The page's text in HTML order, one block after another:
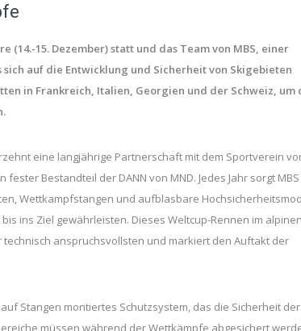
(14.-15. Dezember) statt und das Team von MBS, einer
auf die Entwicklung und Sicherheit von Skigebieten
in Frankreich, Italien, Georgien und der Schweiz, um
eine langjährige Partnerschaft mit dem Sportverein
fester Bestandteil der DANN von MND. Jedes Jahr sorgt
Wettkampfstangen und aufblasbare
ins Ziel gewährleisten. Dieses Weltcup-Rennen im alpinen
anspruchsvollsten und markiert den Auftakt der
Stangen montiertes Schutzsystem, das die Sicherheit der
müssen während der Wettkämpfe abgesichert